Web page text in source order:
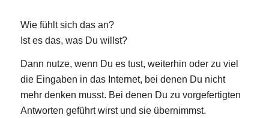
Wie fühlt sich das an?
Ist es das, was Du willst?
Dann nutze, wenn Du es tust, weiterhin oder zu viel
die Eingaben in das Internet, bei denen Du nicht
mehr denken musst. Bei denen Du zu vorgefertigten
Antworten geführt wirst und sie übernimmst.